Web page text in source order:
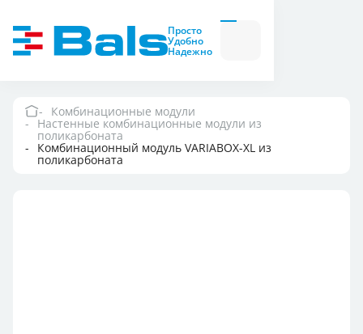
Просто
Удобно
Надежно
Вилки
и
розетки
модули
Вилки и розетки
Компания
Комбинационные модули
Настенные комбинационные модули из
поликарбоната
Комбинационный модуль VARIABOX-XL из
поликарбоната